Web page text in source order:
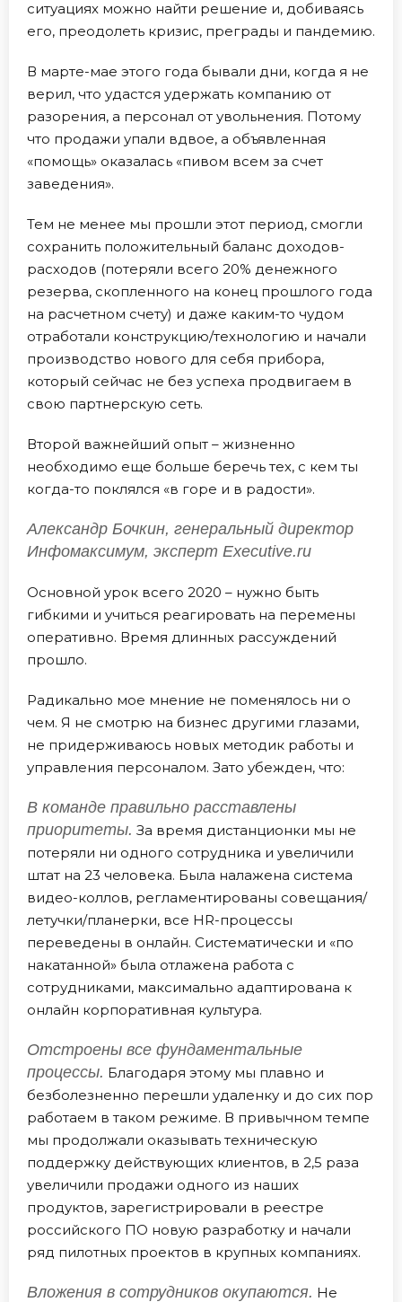
ситуациях можно найти решение и, добиваясь
его, преодолеть кризис, преграды и пандемию.
В марте-мае этого года бывали дни, когда я не
верил, что удастся удержать компанию от
разорения, а персонал от увольнения. Потому
что продажи упали вдвое, а объявленная
«помощь» оказалась «пивом всем за счет
заведения».
Тем не менее мы прошли этот период, смогли
сохранить положительный баланс доходов-
расходов (потеряли всего 20% денежного
резерва, скопленного на конец прошлого года
на расчетном счету) и даже каким-то чудом
отработали конструкцию/технологию и начали
производство нового для себя прибора,
который сейчас не без успеха продвигаем в
свою партнерскую сеть.
Второй важнейший опыт – жизненно
необходимо еще больше беречь тех, с кем ты
когда-то поклялся «в горе и в радости».
Александр Бочкин, генеральный директор
Инфомаксимум, эксперт Executive.ru
Основной урок всего 2020 – нужно быть
гибкими и учиться реагировать на перемены
оперативно. Время длинных рассуждений
прошло.
Радикально мое мнение не поменялось ни о
чем. Я не смотрю на бизнес другими глазами,
не придерживаюсь новых методик работы и
управления персоналом. Зато убежден, что:
В команде правильно расставлены
приоритеты. За время дистанционки мы не
потеряли ни одного сотрудника и увеличили
штат на 23 человека. Была налажена система
видео-коллов, регламентированы совещания/
летучки/планерки, все HR-процессы
переведены в онлайн. Систематически и «по
накатанной» была отлажена работа с
сотрудниками, максимально адаптирована к
онлайн корпоративная культура.
Отстроены все фундаментальные
процессы. Благодаря этому мы плавно и
безболезненно перешли удаленку и до сих пор
работаем в таком режиме. В привычном темпе
мы продолжали оказывать техническую
поддержку действующих клиентов, в 2,5 раза
увеличили продажи одного из наших
продуктов, зарегистрировали в реестре
российского ПО новую разработку и начали
ряд пилотных проектов в крупных компаниях.
Вложения в сотрудников окупаются. Не